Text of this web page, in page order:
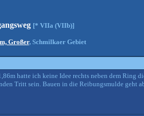
[* VIIa (VIIb)]
Großer, Schmilkaer Gebiet
hatte ich keine Idee rechts neben dem Ring
Tritt sein. Bauen in die Reibungsmulde geht